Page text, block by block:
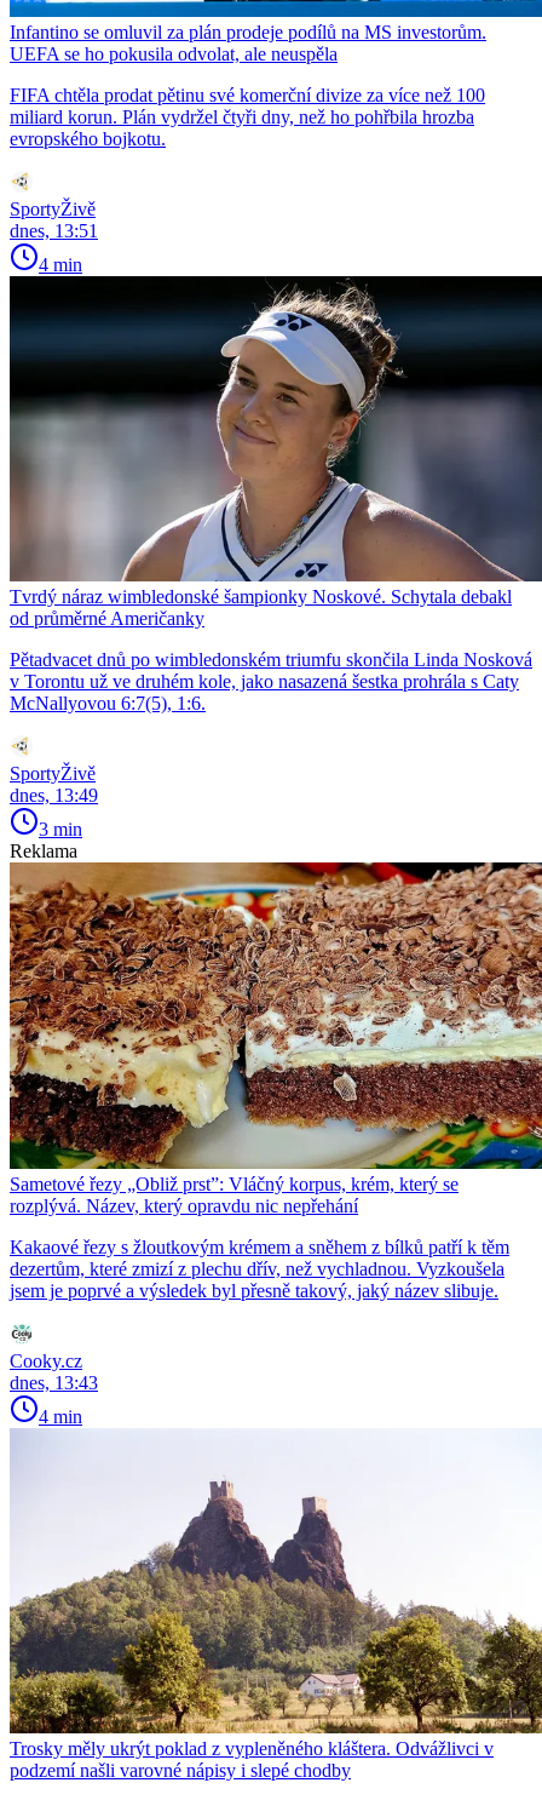
Infantino se omluvil za plán prodeje podílů na MS investorům.
UEFA se ho pokusila odvolat, ale neuspěla
FIFA chtěla prodat pětinu své komerční divize za více než 100
miliard korun. Plán vydržel čtyři dny, než ho pohřbila hrozba
evropského bojkotu.
SportyŽivě
dnes, 13:51
4 min
Tvrdý náraz wimbledonské šampionky Noskové. Schytala debakl
od průměrné Američanky
Pětadvacet dnů po wimbledonském triumfu skončila Linda Nosková
v Torontu už ve druhém kole, jako nasazená šestka prohrála s Caty
McNallyovou 6:7(5), 1:6.
SportyŽivě
dnes, 13:49
3 min
Reklama
Sametové řezy „Obliž prst”: Vláčný korpus, krém, který se
rozplývá. Název, který opravdu nic nepřehání
Kakaové řezy s žloutkovým krémem a sněhem z bílků patří k těm
dezertům, které zmizí z plechu dřív, než vychladnou. Vyzkoušela
jsem je poprvé a výsledek byl přesně takový, jaký název slibuje.
Cooky.cz
dnes, 13:43
4 min
Trosky měly ukrýt poklad z vypleněného kláštera. Odvážlivci v
podzemí našli varovné nápisy i slepé chodby